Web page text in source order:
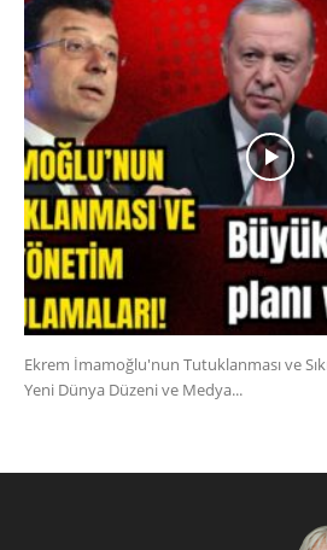
Ekrem İmamoğlu'nun Tutuklanması ve
Yeni Dünya Düzeni ve Medya...